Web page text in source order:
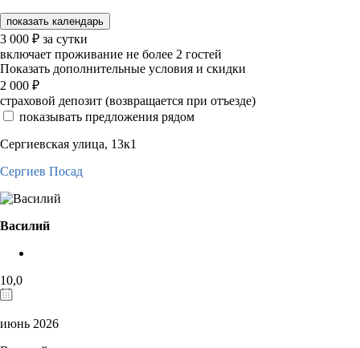
показать календарь
3 000 ₽ за сутки
включает проживание не более 2 гостей
Показать дополнительные условия и скидки
2 000 ₽
страховой депозит (возвращается при отъезде)
показывать предложения рядом
Сергиевская улица, 13к1
Сергиев Посад
Василий
10,0
июнь 2026